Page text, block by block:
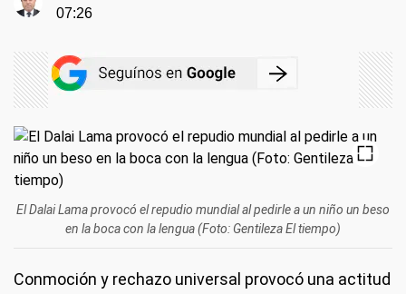
07:26
El Dalai Lama provocó el repudio mundial al pedirle a un niño un beso
en la boca con la lengua (Foto: Gentileza El tiempo)
Conmoción y rechazo universal provocó una actitud